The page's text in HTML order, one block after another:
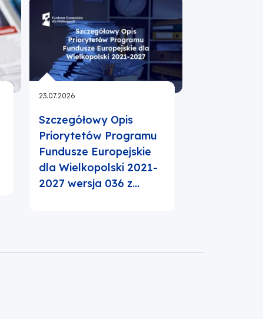
23.07.2026
Szczegółowy Opis
Priorytetów Programu
Fundusze Europejskie
dla Wielkopolski 2021-
2027 wersja 036 z…